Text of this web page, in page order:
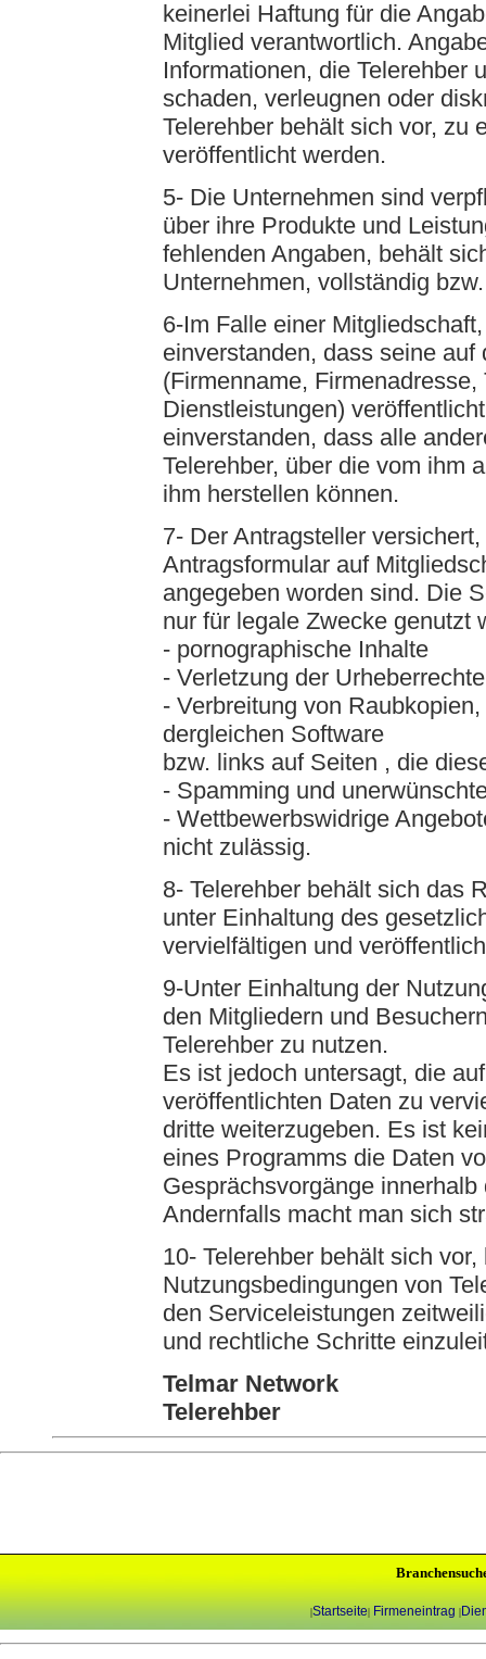
keinerlei Haftung für die
Mitglied verantwortlich.
Informationen, die Telerehber
schaden, verleugnen oder
Telerehber behält sich vor, zu
veröffentlicht werden.
5- Die Unternehmen sind
über ihre Produkte und
fehlenden Angaben, behält
Unternehmen, vollständig
6-Im Falle einer
einverstanden, dass seine
(Firmenname,
Dienstleistungen)
einverstanden, dass alle
Telerehber, über die vom ihm
ihm herstellen können.
7- Der Antragsteller
Antragsformular auf
angegeben worden sind. Die
nur für legale Zwecke genutzt
- pornographische Inhalte
- Verletzung der Urheberrechte
- Verbreitung von
dergleichen Software
bzw. links auf Seiten , die
- Spamming und
- Wettbewerbswidrige
nicht zulässig.
8- Telerehber behält sich das
unter Einhaltung des
vervielfältigen und
9-Unter Einhaltung der
den Mitgliedern und
Telerehber zu nutzen.
Es ist jedoch untersagt, die
veröffentlichten Daten zu
dritte weiterzugeben. Es ist
eines Programms die Daten
Gesprächsvorgänge
Andernfalls macht man sich
10- Telerehber behält sich
Nutzungsbedingungen von
den Serviceleistungen
und rechtliche Schritte
Telmar Network
Telerehber
|Startseite| Firmeneintrag |